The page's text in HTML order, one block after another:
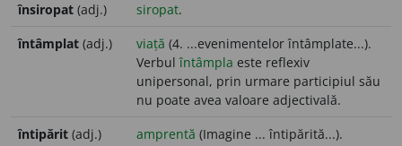
însiropat (adj.) siropat.
întâmplat (adj.) viață (4. ...evenimentelor întâmplate...).
Verbulîntâmpla este reflexiv
unipersonal, prin urmare participiul său
nu poate avea valoare adjectivală.
întipărit (adj.) amprentă (Imagine ... întipărită...).